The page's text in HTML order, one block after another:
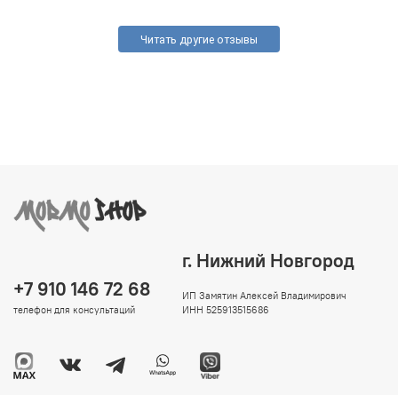
Читать другие отзывы
+7 910 146 72 68
телефон для консультаций
г. Нижний Новгород
ИП Замятин Алексей Владимирович
ИНН 525913515686